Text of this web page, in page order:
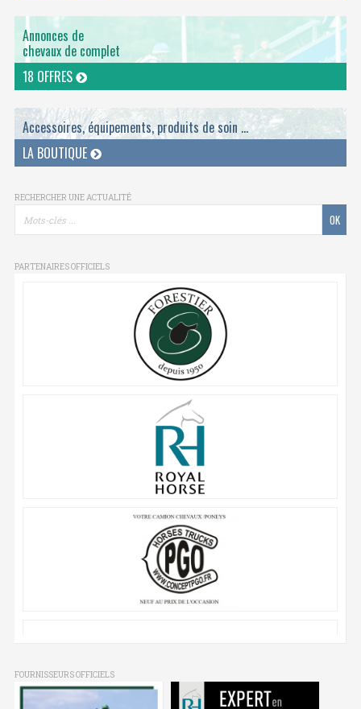
Annonces de
chevaux de complet
18 OFFRES
Accessoires, équipements, produits de soin ...
LA BOUTIQUE
RECHERCHER UNE ACTUALITÉ
PARTENAIRES OFFICIELS
FOURNISSEURS OFFICIELS